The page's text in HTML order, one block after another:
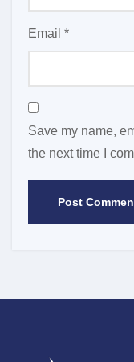
Email *
Save my name,
the next time I